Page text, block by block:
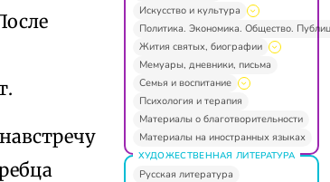
Искусство и культура
Политика. Экономика. Общество.
Жития святых, биографии
Мемуары, дневники, письма
Семья и воспитание
Психология и терапия
Материалы о благотворительности
Материалы на иностранных языках
ХУДОЖЕСТВЕННАЯ ЛИТЕРАТУРА
Русская литература